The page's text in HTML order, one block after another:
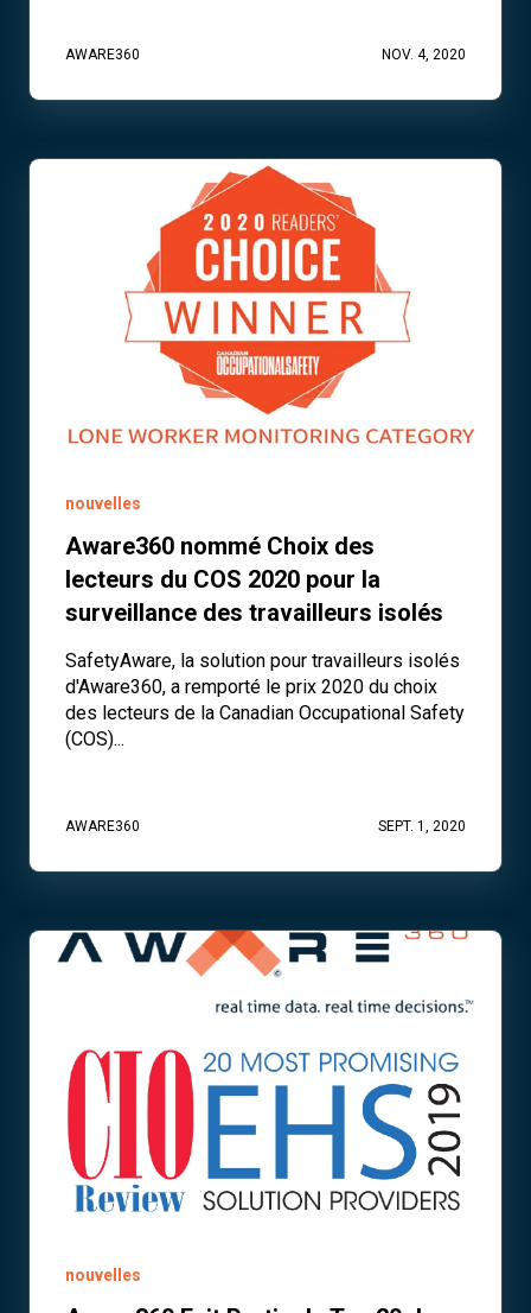
AWARE360 NOV. 4, 2020
nouvelles
Aware360 nommé Choix des
lecteurs du COS 2020 pour la
surveillance des travailleurs isolés
SafetyAware, la solution pour travailleurs isolés
d'Aware360, a remporté le prix 2020 du choix
des lecteurs de la Canadian Occupational Safety
(COS)...
AWARE360 SEPT. 1, 2020
nouvelles